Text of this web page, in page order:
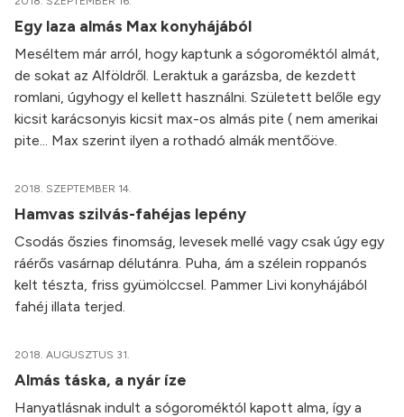
Egy laza almás Max konyhájából
Meséltem már arról, hogy kaptunk a sógoroméktól almát,
de sokat az Alföldről. Leraktuk a garázsba, de kezdett
romlani, úgyhogy el kellett használni. Született belőle egy
kicsit karácsonyis kicsit max-os almás pite ( nem amerikai
pite... Max szerint ilyen a rothadó almák mentőöve.
2018. SZEPTEMBER 14.
Hamvas szilvás-fahéjas lepény
Csodás őszies finomság, levesek mellé vagy csak úgy egy
ráérős vasárnap délutánra. Puha, ám a szélein roppanós
kelt tészta, friss gyümölccsel. Pammer Livi konyhájából
fahéj illata terjed.
2018. AUGUSZTUS 31.
Almás táska, a nyár íze
Hanyatlásnak indult a sógoroméktól kapott alma, így a